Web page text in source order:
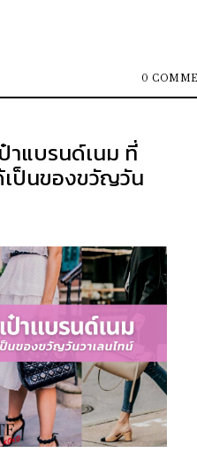
ราได้คัดสรรมาจะต้องถูกใจ แ
ากมีไว้ในครอบครองสักใบ ด้
บของ GUCCI นั้น จะมาพร้อ
ริ่มกันทีใบแรก ขนาดของกระเ
บัตรเครดิต 8 ช่อง ประทับตราด้
0
าแบรนด์เนม ที่
เป็นของขวัญวัน